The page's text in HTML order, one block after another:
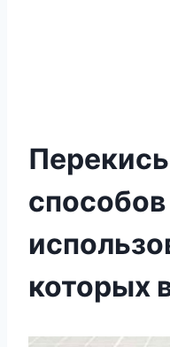
способов
которых